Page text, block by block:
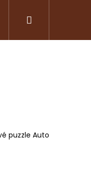
KÁVA
puzzle Auto